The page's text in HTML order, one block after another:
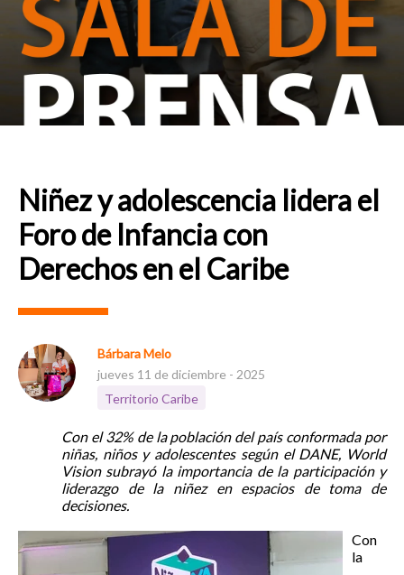
Niñez y adolescencia lidera el
Foro de Infancia con
Derechos en el Caribe
Bárbara Melo
jueves 11 de diciembre - 2025
Territorio Caribe
Con el 32% de la población del país conformada por
niñas, niños y adolescentes según el DANE, World
Vision subrayó la importancia de la participación y
liderazgo de la niñez en espacios de toma de
decisiones.
Con
la